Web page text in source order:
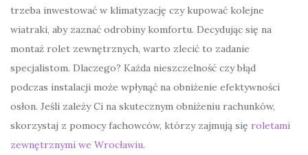
trzeba inwestować w klimatyzację czy kupować kolejne
wiatraki, aby zaznać odrobiny komfortu. Decydując się na
montaż rolet zewnętrznych, warto zlecić to zadanie
specjalistom. Dlaczego? Każda nieszczelność czy błąd
podczas instalacji może wpłynąć na obniżenie efektywności
osłon. Jeśli zależy Ci na skutecznym obniżeniu rachunków,
skorzystaj z pomocy fachowców, którzy zajmują się roletami
zewnętrznymi we Wrocławiu.